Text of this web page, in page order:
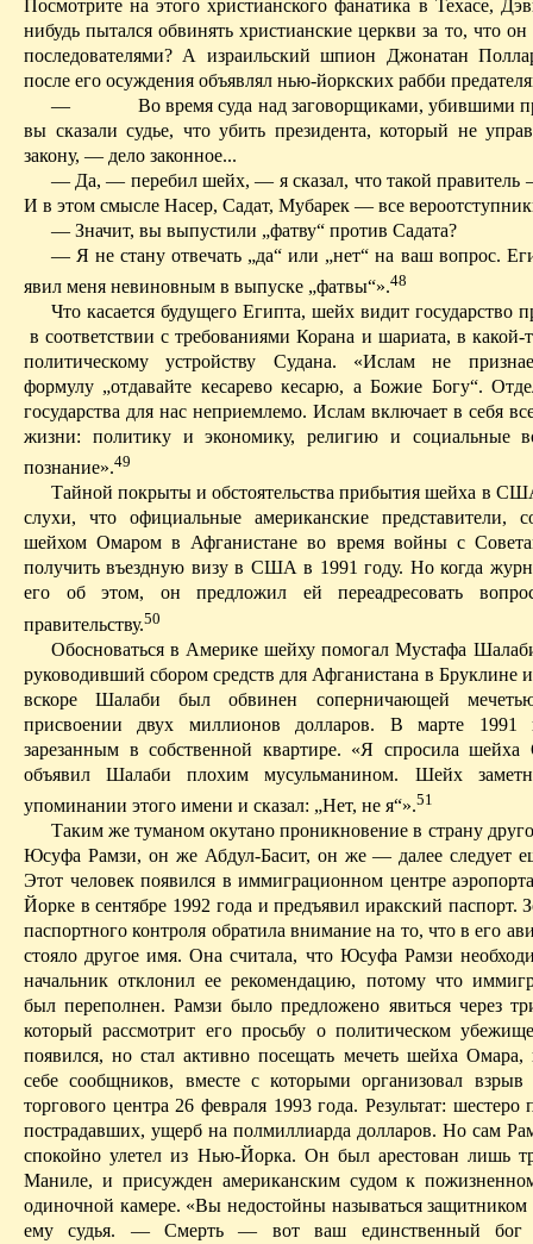
Посмотрите на этого христианского фанатика в Техасе,
нибудь пытался обвинять христианские церкви за то, что
последователями? А израильский шпион Джонатан
после его осуждения объявлял нью-йоркских рабби
—
Во время суда над заговорщиками, убившими
вы сказали судье, что убить президента, который не
закону, — дело законное...
— Да, — перебил шейх, — я сказал, что такой правитель
И в этом смысле Насер, Садат, Мубарек — все
— Значит, вы выпустили „фатву“ против Садата?
— Я не стану отвечать „да“ или „нет“ на ваш вопрос.
явил меня невиновным в выпуске „фатвы“».48
Что касается будущего Египта, шейх видит
в соответствии с требованиями Корана и шариата, в какой-
политическому устройству Судана. «Ислам не
формулу „отдавайте кесаревокесарю, аБожие Богу“.
государства для нас неприемлемо. Ислам включает в себя
жизни: политику и экономику, религию и социальные
познание».49
Тайной покрыты и обстоятельства прибытия шейха в
слухи, что официальные американские представители,
шейхом Омаром в Афганистане во время войны с
получить въездную визу в США в 1991 году. Но когда
его об этом, он предложил ей переадресовать
правительству.50
Обосноваться в Америке шейху помогал Мустафа
руководивший сбором средств для Афганистана в
вскореШалаби был обвинен соперничающей
присвоении двух миллионов долларов. В марте 1991
зарезанным в собственной квартире. «Я спросила
объявилШалаби плохим мусульманином. Шейх
упоминании этого имени и сказал: „Нет, не я“».51
Таким же туманом окутано проникновение в страну
Юсуфа Рамзи, он же Абдул-Басит, он же — далее следует
Этот человек появился в иммиграционном центре
Йорке в сентябре 1992 года и предъявил иракский паспорт.
паспортного контроля обратила внимание на то, что в его
стояло другое имя. Она считала, что Юсуфа Рамзи
начальник отклонил ее рекомендацию, потому что
был переполнен.Рамзи было предложено явиться через
который рассмотрит его просьбу о политическом
появился, но стал активно посещать мечеть шейха Омара,
себе сообщников, вместе с которыми организовал
торгового центра 26 февраля 1993 года. Результат:
пострадавших, ущерб на полмиллиарда долларов. Но сам
спокойно улетел из Нью-Йорка. Он был арестован лишь
Маниле, и присужден американским судом к
одиночной камере. «Вы недостойныназываться
ему судья. — Смерть — вот ваш единственный бог